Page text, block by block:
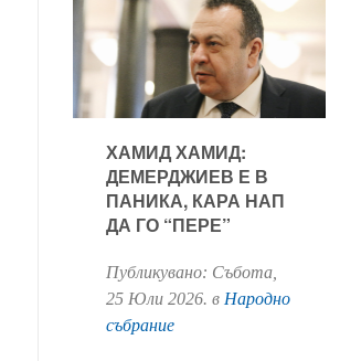
ХАМИД ХАМИД:
ДЕМЕРДЖИЕВ Е В
ПАНИКА, КАРА НАП
ДА ГО “ПЕРЕ”
Публикувано: Събота,
25 Юли 2026. в Народно
събрание